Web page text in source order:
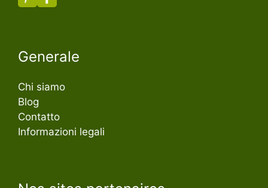
Generale
Chi siamo
Blog
Contatto
Informazioni legali